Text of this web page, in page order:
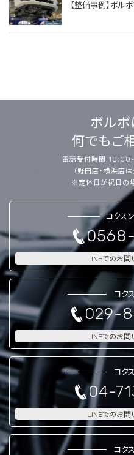
【整備事例】ボ
ボルボ
何でもご
電話受付時間
（野田店・横浜店
※定休日が祝日の
コクス
LINEでのお問
コク
029-
LINEでのお問
コク
04-
LINEでのお問
コク